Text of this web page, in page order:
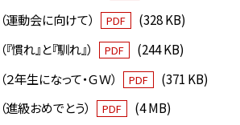
動会に向けて）
PDF
(328 KB)
れ』と『馴れ』）
PDF
(244 KB)
年生になって・ＧＷ）
PDF
(371 KB)
級おめでとう）
PDF
(4 MB)